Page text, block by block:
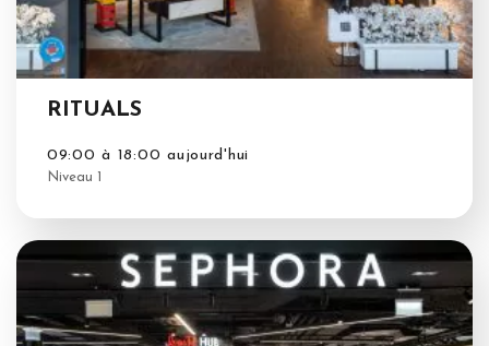
RITUALS
09:00 à 18:00 aujourd'hui
Niveau 1